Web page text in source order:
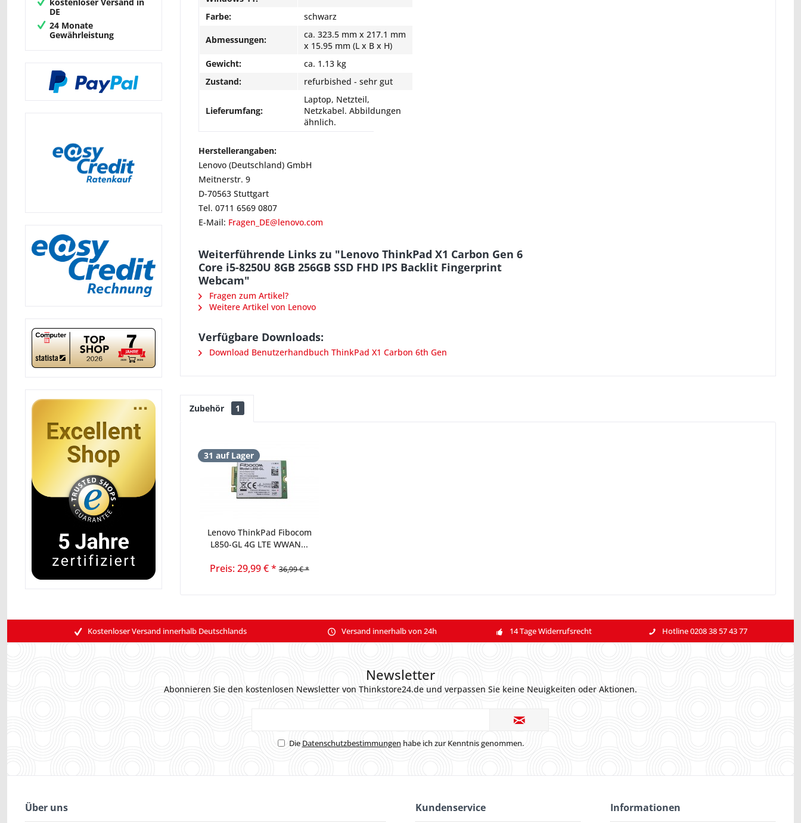
DE
24 Monate
Gewährleistung
Farbe: schwarz
Abmessungen:
ca. 323.5 mm x 217.1 mm
x 15.95 mm (L x B x H)
Gewicht:
ca. 1.13 kg
Zustand:
refurbished - sehr gut
Lieferumfang:
Laptop, Netzteil,
Netzkabel. Abbildungen
ähnlich.
Herstellerangaben:
Lenovo (Deutschland) GmbH
Meitnerstr. 9
D-70563 Stuttgart
Tel. 0711 6569 0807
E-Mail: Fragen_DE@lenovo.com
Weiterführende Links zu "Lenovo ThinkPad X1 Carbon Gen 6
Core i5-8250U 8GB 256GB SSD FHD IPS Backlit Fingerprint
Webcam"
Fragen zum Artikel?
Weitere Artikel von Lenovo
Verfügbare Downloads:
Download Benutzerhandbuch ThinkPad X1 Carbon 6th Gen
Zubehör 1
31 auf Lager
Lenovo ThinkPad Fibocom
L850-GL 4G LTE WWAN...
Preis: 29,99 € * 36,99 € *
Kostenloser Versand innerhalb Deutschlands Versand innerhalb von 24h 14 Tage Widerrufsrecht Hotline 0208 38 57 43 77
Newsletter
Abonnieren Sie den kostenlosen Newsletter von Thinkstore24.de und verpassen Sie keine Neuigkeiten oder Aktionen.
Die Datenschutzbestimmungen habe ich zur Kenntnis genommen.
Über uns Kundenservice Informationen